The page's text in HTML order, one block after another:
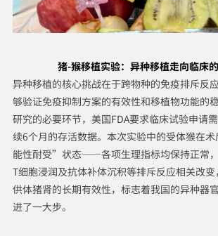
猪-猴移植实验：异种移植走向临床
异种移植的核心挑战在于跨物种的免疫排斥反
够验证免疫抑制方案的有效性和移植物功能的
研究的必要环节，美国FDA要求临床试验申请
续6个月的存活数据。本次实验中的受体猴在
能性耐受”状态——各项生理指标均保持正常
T细胞浸润及抗体补体沉积等排斥反应相关改
供体猪肾的长期有效性，标志着我国的异种器
进了一大步。